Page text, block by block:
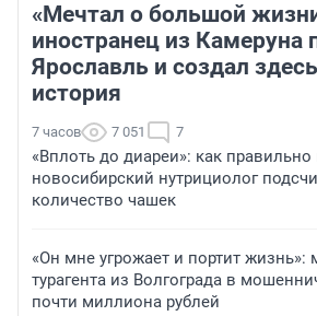
«Мечтал о большой
иностранец из Камеруна
Ярославль и создал
история
7 часов 7 051 7
«Вплоть до диареи»: как
новосибирский нутрициолог
количество чашек
«Он мне угрожает и портит жизнь»:
турагента из Волгограда в
почти миллиона рублей